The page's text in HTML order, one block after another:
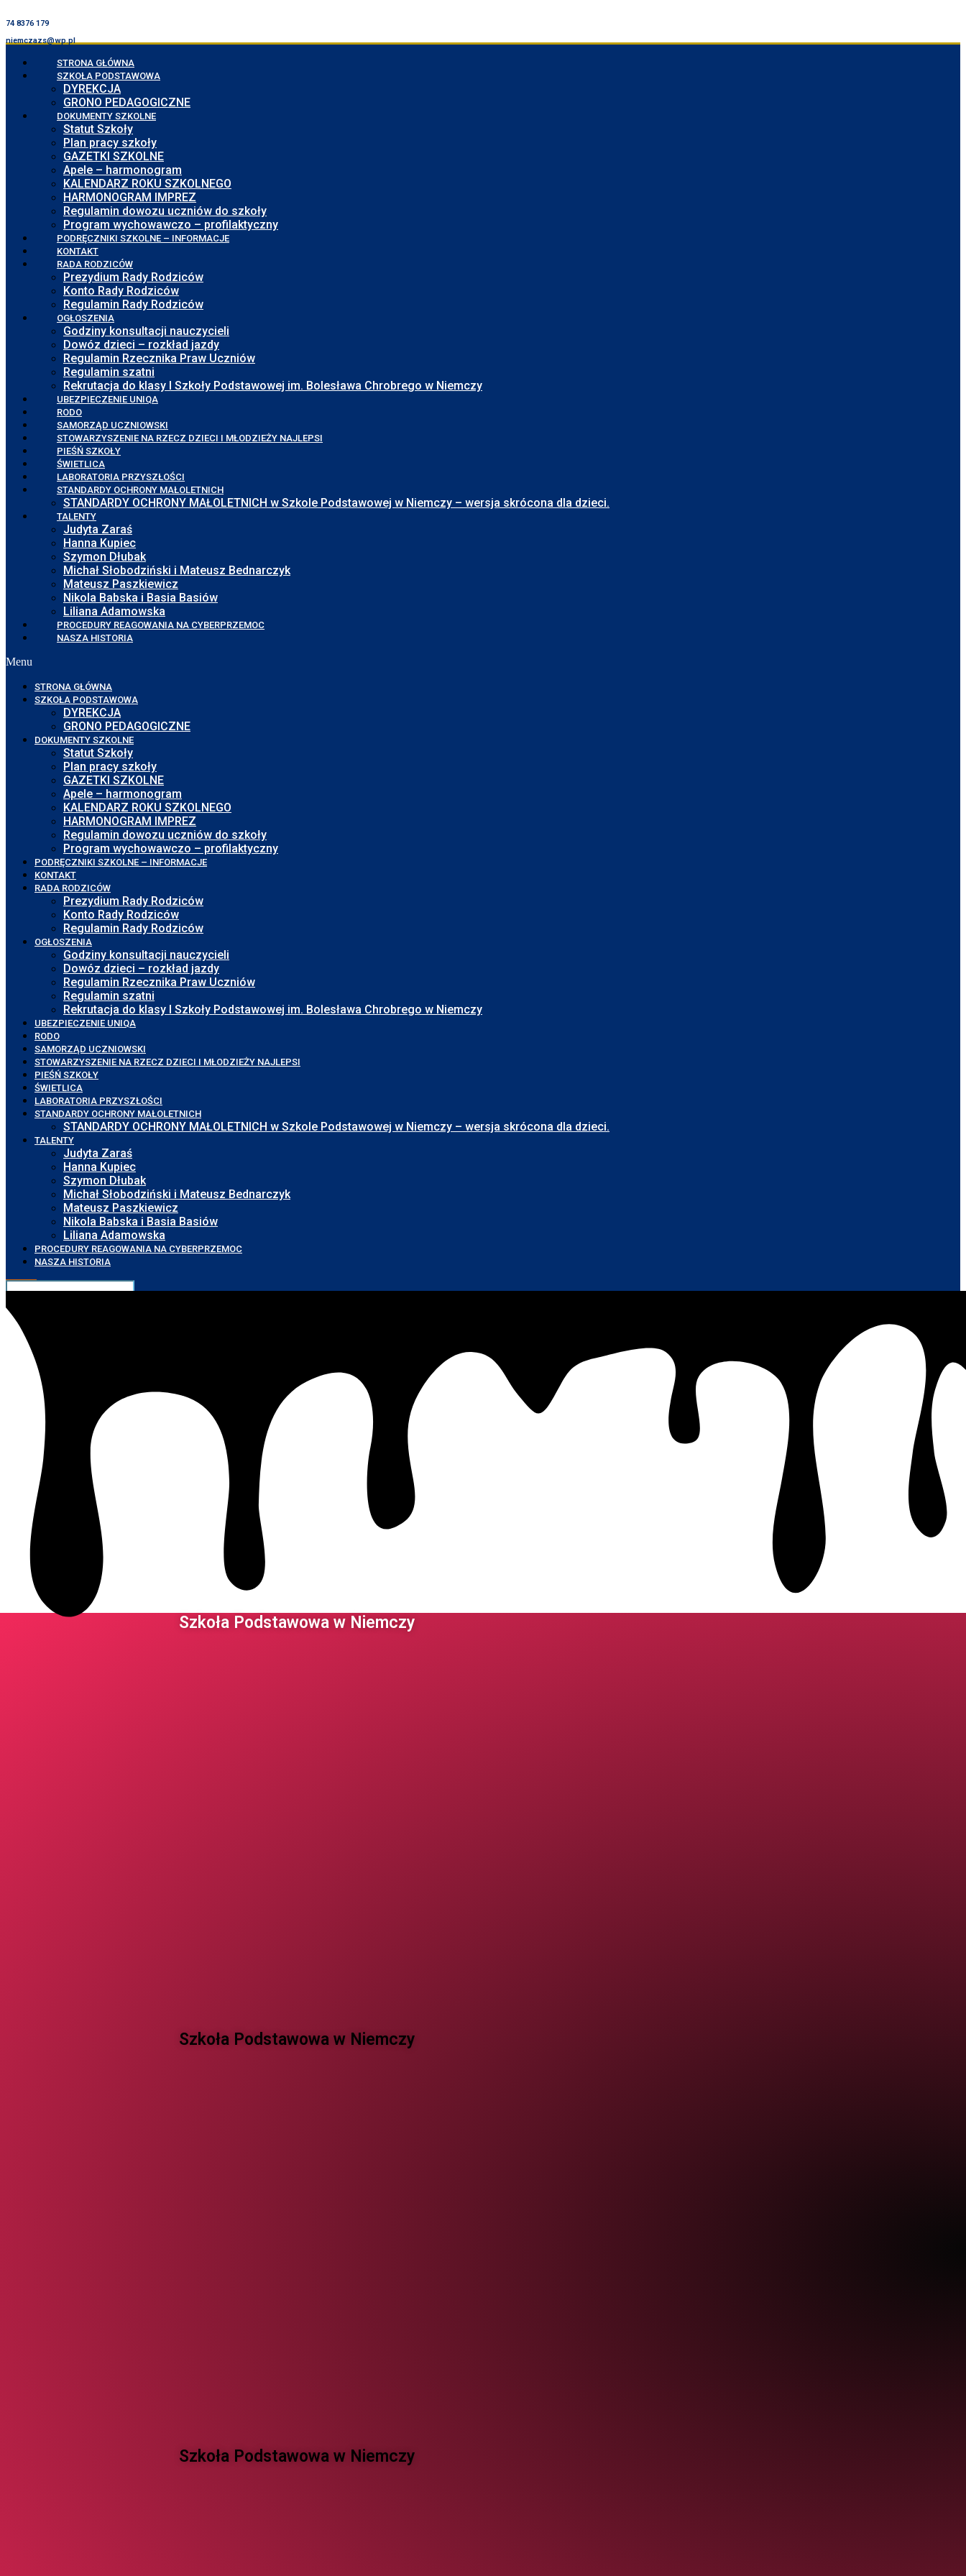
74 8376 179
niemczazs@wp.pl
STRONA GŁÓWNA
SZKOŁA PODSTAWOWA
DYREKCJA
GRONO PEDAGOGICZNE
DOKUMENTY SZKOLNE
Statut Szkoły
Plan pracy szkoły
GAZETKI SZKOLNE
Apele – harmonogram
KALENDARZ ROKU SZKOLNEGO
HARMONOGRAM IMPREZ
Regulamin dowozu uczniów do szkoły
Program wychowawczo – profilaktyczny
PODRĘCZNIKI SZKOLNE – INFORMACJE
KONTAKT
RADA RODZICÓW
Prezydium Rady Rodziców
Konto Rady Rodziców
Regulamin Rady Rodziców
OGŁOSZENIA
Godziny konsultacji nauczycieli
Dowóz dzieci – rozkład jazdy
Regulamin Rzecznika Praw Uczniów
Regulamin szatni
Rekrutacja do klasy I Szkoły Podstawowej im. Bolesława Chrobrego w Niemczy
UBEZPIECZENIE UNIQA
RODO
SAMORZĄD UCZNIOWSKI
STOWARZYSZENIE NA RZECZ DZIECI I MŁODZIEŻY NAJLEPSI
PIEŚŃ SZKOŁY
ŚWIETLICA
LABORATORIA PRZYSZŁOŚCI
STANDARDY OCHRONY MAŁOLETNICH
STANDARDY OCHRONY MAŁOLETNICH w Szkole Podstawowej w Niemczy – wersja skrócona dla dzieci.
TALENTY
Judyta Zaraś
Hanna Kupiec
Szymon Dłubak
Michał Słobodziński i Mateusz Bednarczyk
Mateusz Paszkiewicz
Nikola Babska i Basia Basiów
Liliana Adamowska
PROCEDURY REAGOWANIA NA CYBERPRZEMOC
NASZA HISTORIA
Menu
STRONA GŁÓWNA
SZKOŁA PODSTAWOWA
DYREKCJA
GRONO PEDAGOGICZNE
DOKUMENTY SZKOLNE
Statut Szkoły
Plan pracy szkoły
GAZETKI SZKOLNE
Apele – harmonogram
KALENDARZ ROKU SZKOLNEGO
HARMONOGRAM IMPREZ
Regulamin dowozu uczniów do szkoły
Program wychowawczo – profilaktyczny
PODRĘCZNIKI SZKOLNE – INFORMACJE
KONTAKT
RADA RODZICÓW
Prezydium Rady Rodziców
Konto Rady Rodziców
Regulamin Rady Rodziców
OGŁOSZENIA
Godziny konsultacji nauczycieli
Dowóz dzieci – rozkład jazdy
Regulamin Rzecznika Praw Uczniów
Regulamin szatni
Rekrutacja do klasy I Szkoły Podstawowej im. Bolesława Chrobrego w Niemczy
UBEZPIECZENIE UNIQA
RODO
SAMORZĄD UCZNIOWSKI
STOWARZYSZENIE NA RZECZ DZIECI I MŁODZIEŻY NAJLEPSI
PIEŚŃ SZKOŁY
ŚWIETLICA
LABORATORIA PRZYSZŁOŚCI
STANDARDY OCHRONY MAŁOLETNICH
STANDARDY OCHRONY MAŁOLETNICH w Szkole Podstawowej w Niemczy – wersja skrócona dla dzieci.
TALENTY
Judyta Zaraś
Hanna Kupiec
Szymon Dłubak
Michał Słobodziński i Mateusz Bednarczyk
Mateusz Paszkiewicz
Nikola Babska i Basia Basiów
Liliana Adamowska
PROCEDURY REAGOWANIA NA CYBERPRZEMOC
NASZA HISTORIA
Szkoła Podstawowa w Niemczy ​
Szkoła Podstawowa w Niemczy ​
Szkoła Podstawowa w Niemczy ​